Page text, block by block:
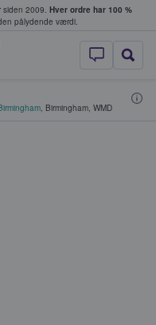
siden 2009. Hver ordre har 100 %
pålydende værdi.
StubHub - Hvor
, Birmingham, WMD